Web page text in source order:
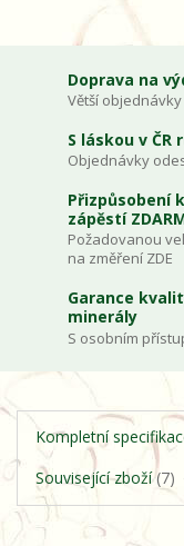
Doprava na
Větší objednávky
S láskou v ČR
Objednávky
Přizpůsobení
zápěstí
Požadovanou
na změření ZDE
Garance
minerály
S osobním
Kompletní
Související zboží 7